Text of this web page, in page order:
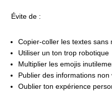
Évite de :
Copier-coller les textes sans
Utiliser un ton trop robotique
Multiplier les emojis
Publier des informations non
Oublier ton expérience